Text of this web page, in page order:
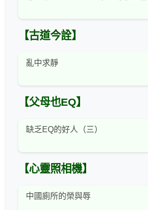
【古道今詮】
亂中求靜
【父母也EQ】
缺乏EQ的好人（三）
【心靈照相機】
中國廁所的榮與辱